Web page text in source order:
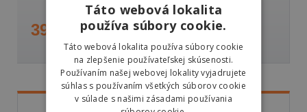
396,95 €
Táto webová lokalita
používa súbory cookie.
Táto webová lokalita používa súbory cookie
na zlepšenie používateľskej skúsenosti.
Používaním našej webovej lokality vyjadrujete
súhlas s používaním všetkých súborov cookie
v súlade s našimi zásadami používania